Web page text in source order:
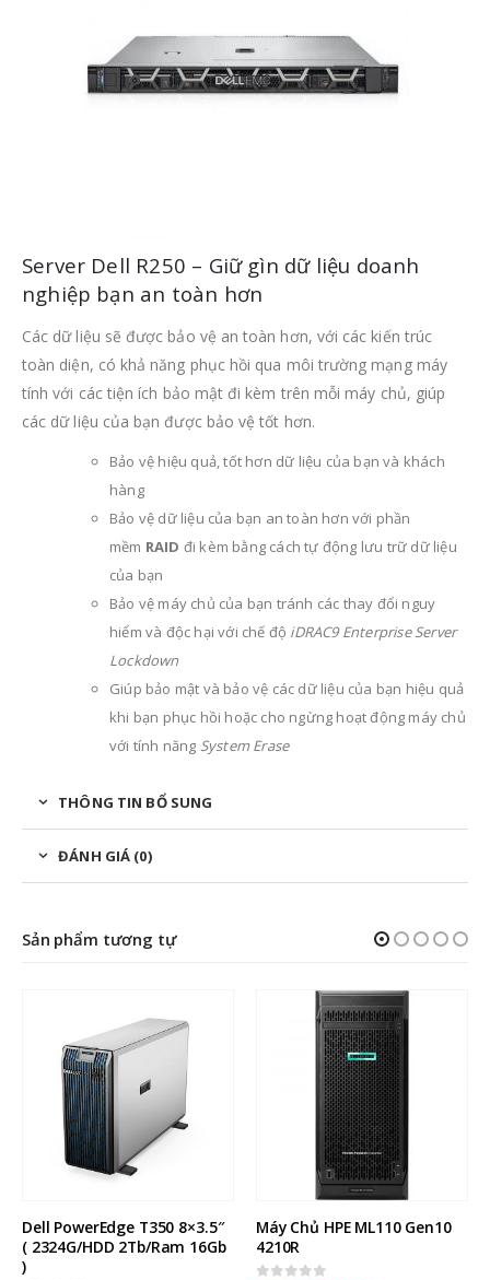
Server Dell R250 – Giữ gìn dữ liệu doanh
nghiệp bạn an toàn hơn
Các dữ liệu sẽ được bảo vệ an toàn hơn, với các kiến trúc
toàn diện, có khả năng phục hồi qua môi trường mạng máy
tính với các tiện ích bảo mật đi kèm trên mỗi máy chủ, giúp
các dữ liệu của bạn được bảo vệ tốt hơn.
Bảo vệ hiệu quả, tốt hơn dữ liệu của bạn và khách
hàng
Bảo vệ dữ liệu của bạn an toàn hơn với phần
mềm RAID đi kèm bằng cách tự động lưu trữ dữ liệu
của bạn
Bảo vệ máy chủ của bạn tránh các thay đổi nguy
hiểm và độc hại với chế độ iDRAC9 Enterprise Server
Lockdown
Giúp bảo mật và bảo vệ các dữ liệu của bạn hiệu quả
khi bạn phục hồi hoặc cho ngừng hoạt động máy chủ
với tính năng System Erase
THÔNG TIN BỔ SUNG
ĐÁNH GIÁ (0)
Sản phẩm tương tự
Dell PowerEdge T350 8×3.5″
( 2324G/HDD 2Tb/Ram 16Gb
)
Máy Chủ HPE ML110 Gen10
4210R